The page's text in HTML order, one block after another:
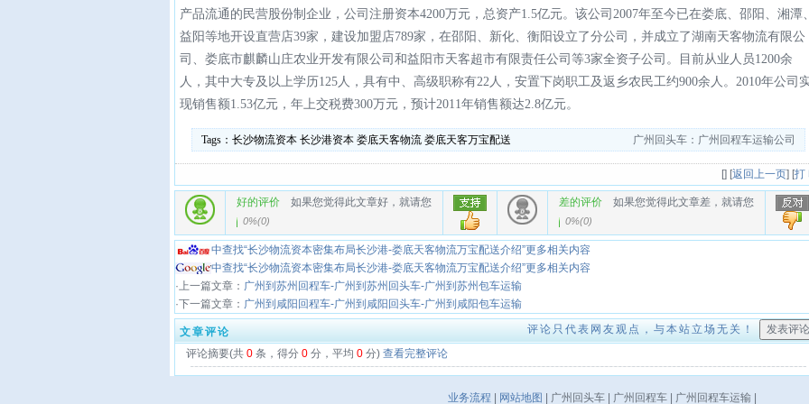
产品流通的民营股份制企业，公司注册资本4200万元，总资产1.5亿元。该公司2007年至今已在娄底、邵阳、湘潭、
益阳等地开设直营店39家，建设加盟店789家，在邵阳、新化、衡阳设立了分公司，并成立了湖南天客物流有限公
司、娄底市麒麟山庄农业开发有限公司和益阳市天客超市有限责任公司等3家全资子公司。目前从业人员1200余
人，其中大专及以上学历125人，具有中、高级职称有22人，安置下岗职工及返乡农民工约900余人。2010年公司
现销售额1.53亿元，年上交税费300万元，预计2011年销售额达2.8亿元。
Tags： 长沙物流资本 长沙港资本 娄底天客物流 娄底天客万宝配送 广州回头车：广州回程车运输公司
[] [返回上一页] [打
好的评价 如果您觉得此文章好，就请您
0%(0)
差的评价 如果您觉得此文章差，就请您
0%(0)
中查找“长沙物流资本密集布局长沙港-娄底天客物流万宝配送介绍”更多相关内容
中查找“长沙物流资本密集布局长沙港-娄底天客物流万宝配送介绍”更多相关内容
·上一篇文章： 广州到苏州回程车-广州到苏州回头车-广州到苏州包车运输
·下一篇文章： 广州到咸阳回程车-广州到咸阳回头车-广州到咸阳包车运输
文章评论
评论只代表网友观点，与本站立场无关！
评论摘要(共 0 条，得分 0 分，平均 0 分) 查看完整评论
业务流程 网站地图 | 广州回头车 | 广州回程车 | 广州回程车运输 |